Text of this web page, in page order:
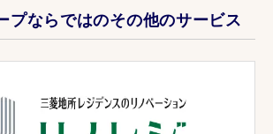
プならではのその他のサービス